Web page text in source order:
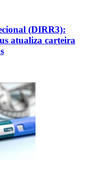
(DIRR3):
atualiza carteira